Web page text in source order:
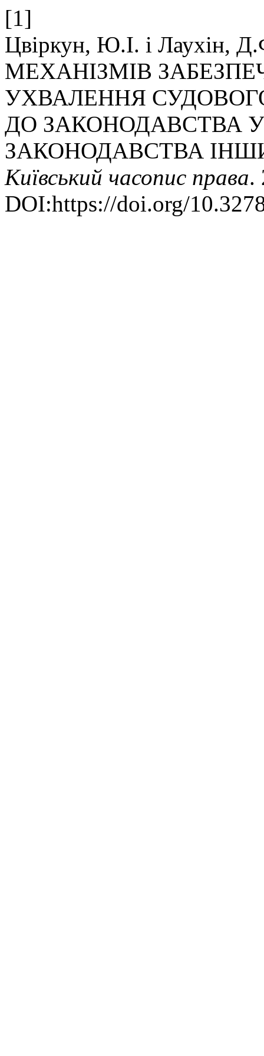
[1]
Цвіркун, Ю.І. і
МЕХАНІЗМІВ
УХВАЛЕННЯ
ДО ЗАКОНОДАВСТВА
ЗАКОНОДАВСТВА
Київський часопис права.
DOI:https://doi.org/